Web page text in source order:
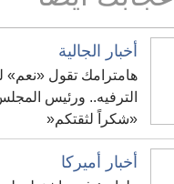
أخبار الجالية
هامترامك تقول «نعم»
الترفيه.. ورئيس
«شكراً لثقتكم«
أخبار أميركا